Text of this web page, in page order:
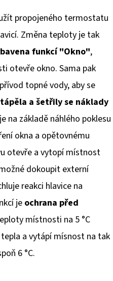
propojeného termostatu
Změna teploty je tak
funkcí "Okno",
otevře okno. Sama pak
topné vody, aby se
a šetřily se náklady
na základě náhlého poklesu
okna a opětovnému
otevře a vytopí místnost
dokoupit externí
reakci hlavice na
je ochrana před
místnosti na 5 °C
a vytápí mísnost na tak
6 °C.